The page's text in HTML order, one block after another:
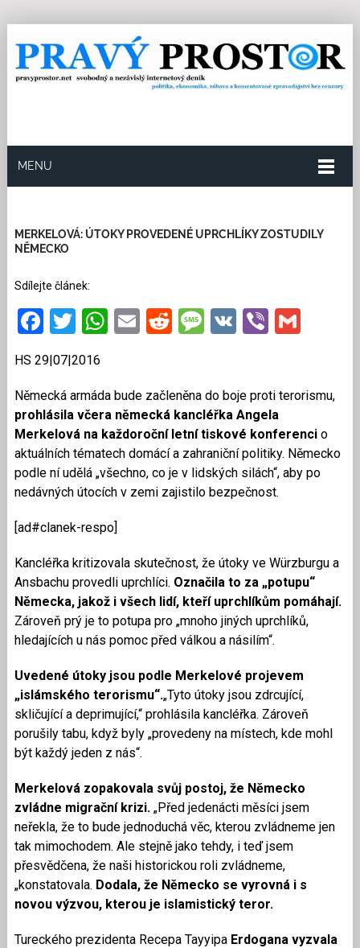
MENU
MERKELOVÁ: ÚTOKY PROVEDENÉ UPRCHLÍKY ZOSTUDILY
NĚMECKO
Sdílejte článek:
Facebook
Twitter
WhatsApp
EmailRedditMessage
VKViber
HS 29|07|2016
Německá armáda bude začleněna do boje proti terorismu,
prohlásila včera německá kancléřka Angela
Merkelová na každoroční letní tiskové konferencio
aktuálních tématech domácí a zahraniční politiky. Německo
podle ní udělá „všechno, co je v lidských silách“, aby po
nedávných útocích v zemi zajistilo bezpečnost.
[ad#clanek-respo]
Kancléřka kritizovala skutečnost, že útoky ve Würzburgu a
Ansbachu provedli uprchlíci. Označila to za „potupu“
Německa, jakož i všech lidí, kteří uprchlíkům pomáhají.
Zároveň prý je to potupa pro „mnoho jiných uprchlíků,
hledajících u nás pomoc před válkou a násilím“.
Uvedené útoky jsou podle Merkelové projevem
„islámského terorismu“.„Tyto útoky jsou zdrcující,
skličující a deprimující,“ prohlásila kancléřka. Zároveň
porušily tabu, když byly „provedeny na místech, kde mohl
být každý jeden z nás“.
Merkelová zopakovala svůj postoj, že Německo
zvládne migrační krizi. „Před jedenácti měsíci jsem
neřekla, že to bude jednoduchá věc, kterou zvládneme jen
tak mimochodem. Ale stejně jako tehdy, i teď jsem
přesvědčena, že naši historickou roli zvládneme,
„konstatovala. Dodala, že Německo se vyrovná i s
novou výzvou, kterou je islamistický teror.
Tureckého prezidenta Recepa Tayyipa Erdogana vyzvala